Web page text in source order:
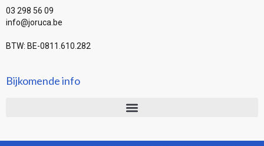
03 298 56 09
info@joruca.be
BTW: BE-0811.610.282
Bijkomende info